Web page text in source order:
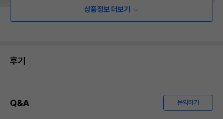
상품정보 더보기
후기
Q&A 문의하기